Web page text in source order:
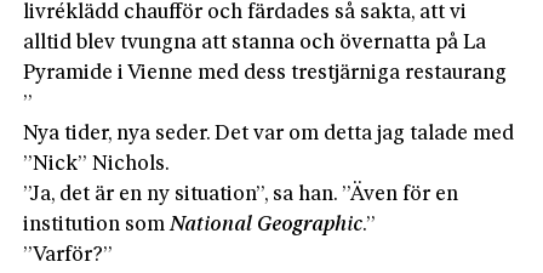
livréklädd chaufför och färdades så sakta, att vi
alltid blev tvungna att stanna och övernatta på La
Pyramide i Vienne med dess trestjärniga restaurang
”
Nya tider, nya seder. Det var om detta jag talade med
”Nick” Nichols.
”Ja, det är en ny situation”, sa han. ”Även för en
institution somNational Geographic.”
”Varför?”